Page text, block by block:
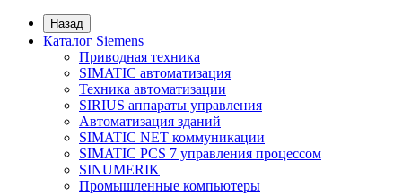
Назад
Каталог Siemens
Приводная техника
SIMATIC автоматизация
Техника автоматизации
SIRIUS аппараты управления
Автоматизация зданий
SIMATIC NET коммуникации
SIMATIC PCS 7 управления процессом
SINUMERIK
Промышленные компьютеры